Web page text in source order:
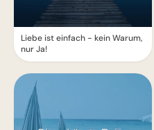
Liebe ist einfach - kein Warum,
nur Ja!